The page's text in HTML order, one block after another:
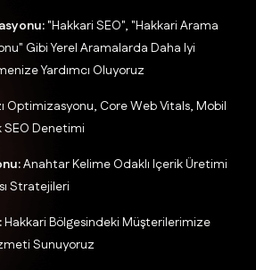
"Hakkari SEO", "Hakkari Arama
Gibi Yerel Aramalarda Daha Iyi
Yardımcı Oluyoruz
Optimizasyonu, Core Web Vitals, Mobil
SEO Denetimi
Anahtar Kelime Odaklı Içerik Üretimi
Stratejileri
Hakkari Bölgesindeki Müşterilerimize
Sunuyoruz